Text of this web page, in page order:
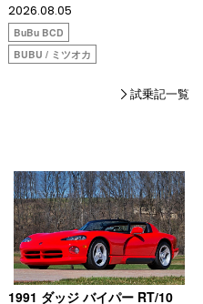
2026.08.05
BuBu BCD
BUBU / ミツオカ
試乗記一覧
1991 ダッジ バイパー RT/10